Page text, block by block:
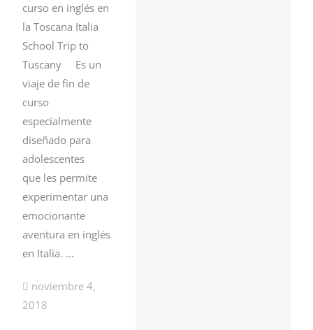
curso en inglés en
la Toscana Italia
School Trip to
Tuscany Es un
viaje de fin de
curso
especialmente
diseñado para
adolescentes
que les permite
experimentar una
emocionante
aventura en inglés
en Italia. ...
noviembre 4,
2018